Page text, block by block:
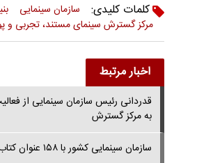
کلمات کلیدی:
سازمان سینمایی
مرکز گسترش سینمای مستند، تجربی و
اخبار مرتبط
قدردانی رئیس سازمان سینمایی از
به مرکز گسترش
سازمان سینمایی کشور با ۱۵۸ عنوان کتاب در سی‌ و پنجمین نمایشگاه بین‌المللی تهران